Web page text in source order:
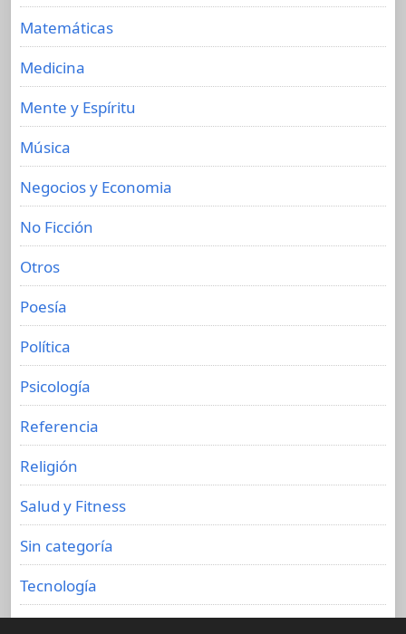
Matemáticas
Medicina
Mente y Espíritu
Música
Negocios y Economia
No Ficción
Otros
Poesía
Política
Psicología
Referencia
Religión
Salud y Fitness
Sin categoría
Tecnología